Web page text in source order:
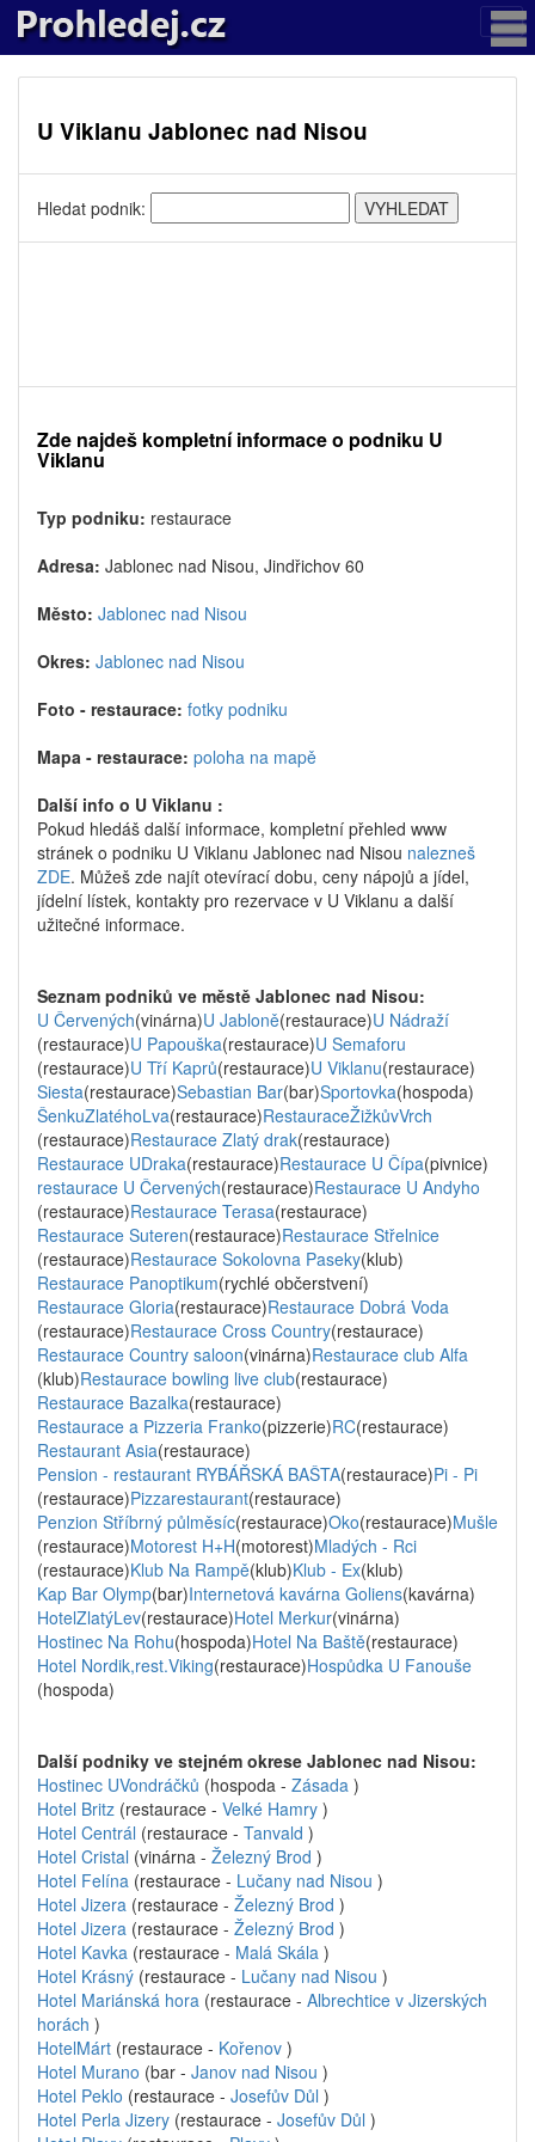
U Viklanu Jablonec nad Nisou
Hledat podnik:
Zde najdeš kompletní informace o podniku U
Viklanu
Typ podniku: restaurace
Adresa: Jablonec nad Nisou, Jindřichov 60
Město: Jablonec nad Nisou
Okres: Jablonec nad Nisou
Foto - restaurace: fotky podniku
Mapa - restaurace: poloha na mapě
Další info o U Viklanu :
Pokud hledáš další informace, kompletní přehled www
stránek o podniku U Viklanu Jablonec nad Nisou nalezneš
ZDE. Můžeš zde najít otevírací dobu, ceny nápojů a jídel,
jídelní lístek, kontakty pro rezervace v U Viklanu a další
užitečné informace.
Seznam podniků ve městě Jablonec nad Nisou:
U Červených(vinárna)U Jabloně(restaurace)U Nádraží
(restaurace)U Papouška(restaurace)U Semaforu
(restaurace)U Tří Kaprů(restaurace)U Viklanu(restaurace)
Siesta(restaurace)Sebastian Bar(bar)Sportovka(hospoda)
ŠenkuZlatéhoLva(restaurace)RestauraceŽižkůvVrch
(restaurace)Restaurace Zlatý drak(restaurace)
Restaurace UDraka(restaurace)Restaurace U Čípa(pivnice)
restaurace U Červených(restaurace)Restaurace U Andyho
(restaurace)Restaurace Terasa(restaurace)
Restaurace Suteren(restaurace)Restaurace Střelnice
(restaurace)Restaurace Sokolovna Paseky(klub)
Restaurace Panoptikum(rychlé občerstvení)
Restaurace Gloria(restaurace)Restaurace Dobrá Voda
(restaurace)Restaurace Cross Country(restaurace)
Restaurace Country saloon(vinárna)Restaurace club Alfa
(klub)Restaurace bowling live club(restaurace)
Restaurace Bazalka(restaurace)
Restaurace a Pizzeria Franko(pizzerie)RC(restaurace)
Restaurant Asia(restaurace)
Pension - restaurant RYBÁŘSKÁ BAŠTA(restaurace)Pi - Pi
(restaurace)Pizzarestaurant(restaurace)
Penzion Stříbrný půlměsíc(restaurace)Oko(restaurace)Mušle
(restaurace)Motorest H+H(motorest)Mladých - Rci
(restaurace)Klub Na Rampě(klub)Klub - Ex(klub)
Kap Bar Olymp(bar)Internetová kavárna Goliens(kavárna)
HotelZlatýLev(restaurace)Hotel Merkur(vinárna)
Hostinec Na Rohu(hospoda)Hotel Na Baště(restaurace)
Hotel Nordik,rest.Viking(restaurace)Hospůdka U Fanouše
(hospoda)
Další podniky ve stejném okrese Jablonec nad Nisou:
Hostinec UVondráčků (hospoda - Zásada )
Hotel Britz (restaurace - Velké Hamry )
Hotel Centrál (restaurace - Tanvald )
Hotel Cristal (vinárna - Železný Brod )
Hotel Felína (restaurace - Lučany nad Nisou )
Hotel Jizera (restaurace - Železný Brod )
Hotel Jizera (restaurace - Železný Brod )
Hotel Kavka (restaurace - Malá Skála )
Hotel Krásný (restaurace - Lučany nad Nisou )
Hotel Mariánská hora (restaurace - Albrechtice v Jizerských
horách )
HotelMárt (restaurace - Kořenov )
Hotel Murano (bar - Janov nad Nisou )
Hotel Peklo (restaurace - Josefův Důl )
Hotel Perla Jizery (restaurace - Josefův Důl )